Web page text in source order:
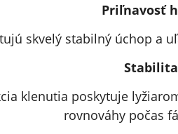
Priľnavosť
skvelý stabilný úchop a
Stabilita
klenutia poskytuje
rovnováhy počas